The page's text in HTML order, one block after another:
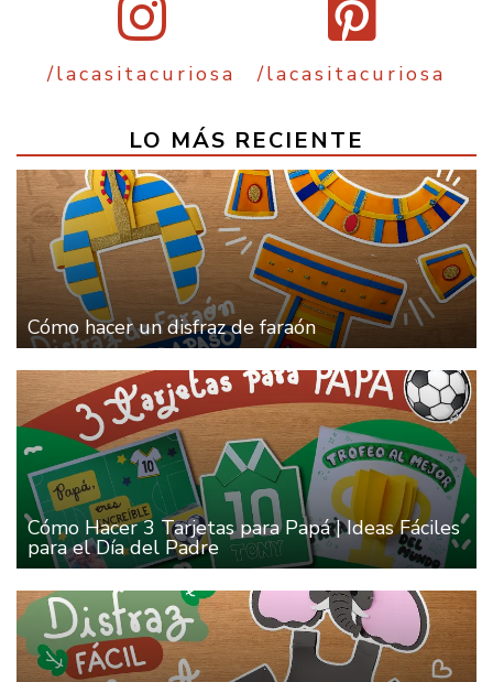
/lacasitacuriosa /lacasitacuriosa
LO MÁS RECIENTE
Cómo hacer un disfraz de faraón
Cómo Hacer 3 Tarjetas para Papá | Ideas Fáciles
para el Día del Padre